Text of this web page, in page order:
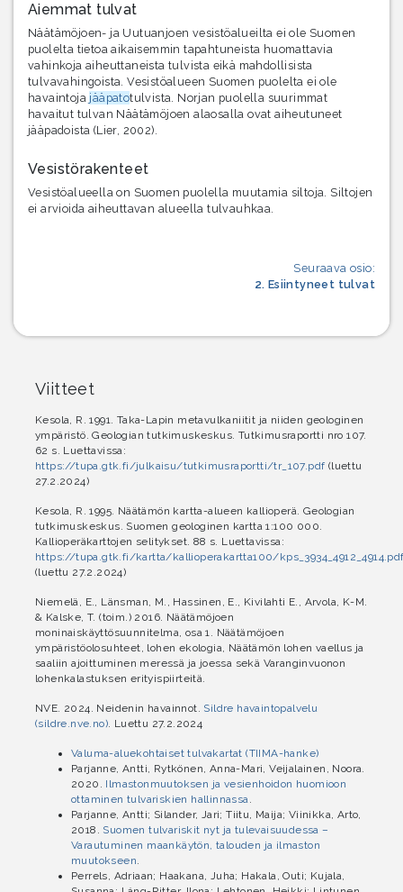
Aiemmat tulvat
Näätämöjoen- ja Uutuanjoen vesistöalueilta ei ole Suomen
puolelta tietoa aikaisemmin tapahtuneista huomattavia
vahinkoja aiheuttaneista tulvista eikä mahdollisista
tulvavahingoista. Vesistöalueen Suomen puolelta ei ole
havaintoja jääpatotulvista. Norjan puolella suurimmat
havaitut tulvan Näätämöjoen alaosalla ovat aiheutuneet
jääpadoista (Lier, 2002).
Vesistörakenteet
Vesistöalueella on Suomen puolella muutamia siltoja. Siltojen
ei arvioida aiheuttavan alueella tulvauhkaa.
Seuraava osio:
2. Esiintyneet tulvat
Viitteet
Kesola, R. 1991. Taka-Lapin metavulkaniitit ja niiden geologinen
ympäristö. Geologian tutkimuskeskus. Tutkimusraportti nro 107.
62 s. Luettavissa:
https://tupa.gtk.fi/julkaisu/tutkimusraportti/tr_107.pdf (luettu
27.2.2024)
Kesola, R. 1995. Näätämön kartta-alueen kallioperä. Geologian
tutkimuskeskus. Suomen geologinen kartta 1:100 000.
Kallioperäkarttojen selitykset. 88 s. Luettavissa:
https://tupa.gtk.fi/kartta/kallioperakartta100/
(luettu 27.2.2024)
Niemelä, E., Länsman, M., Hassinen, E., Kivilahti E., Arvola, K-M.
& Kalske, T. (toim.) 2016. Näätämöjoen
moninaiskäyttösuunnitelma, osa 1. Näätämöjoen
ympäristöolosuhteet, lohen ekologia, Näätämön lohen vaellus ja
saaliin ajoittuminen meressä ja joessa sekä Varanginvuonon
lohenkalastuksen erityispiirteitä.
NVE. 2024. Neidenin havainnot. Sildre havaintopalvelu
(sildre.nve.no). Luettu 27.2.2024
Valuma-aluekohtaiset tulvakartat (TIIMA-hanke)
Parjanne, Antti, Rytkönen, Anna-Mari, Veijalainen, Noora.
2020. Ilmastonmuutoksen ja vesienhoidon huomioon
ottaminen tulvariskien hallinnassa.
Parjanne, Antti; Silander, Jari; Tiitu, Maija; Viinikka, Arto,
2018. Suomen tulvariskit nyt ja tulevaisuudessa –
Varautuminen maankäytön, talouden ja ilmaston
muutokseen.
Perrels, Adriaan; Haakana, Juha; Hakala, Outi; Kujala,